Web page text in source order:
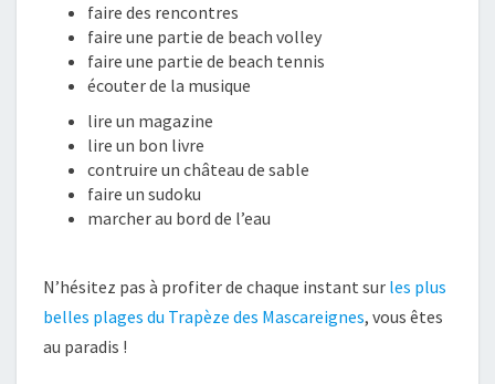
faire des rencontres
faire une partie de beach volley
faire une partie de beach tennis
écouter de la musique
lire un magazine
lire un bon livre
contruire un château de sable
faire un sudoku
marcher au bord de l’eau
N’hésitez pas à profiter de chaque instant sur les plus
belles plages du Trapèze des Mascareignes, vous êtes
au paradis !